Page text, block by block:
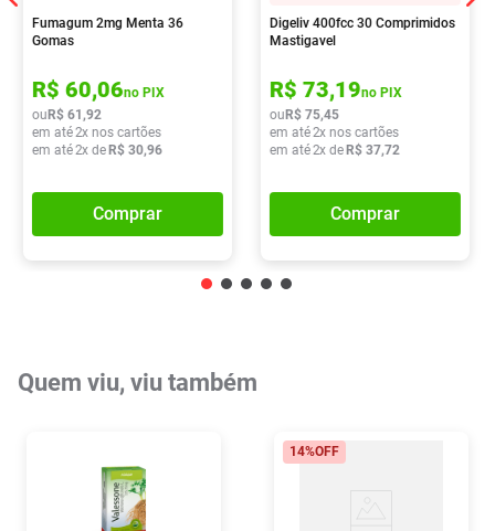
Fumagum 2mg Menta 36
Gomas
R$ 60,06no PIX
ou R$ 61 ,92
em até2x nos cartões
em até2x de R$ 30,96
Comprar
Digeliv 400fcc 30 Comprimidos
Mastigavel
R$ 73,19no PIX
ou R$ 75,45
em até2x nos cartões
em até2x de R$ 37,72
Comprar
Quem viu, viu também
14%OFF